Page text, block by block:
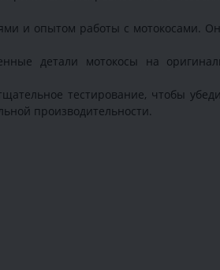
и опытом работы с мотокосами.
детали мотокосы на
тестирование, чтобы
производительности.